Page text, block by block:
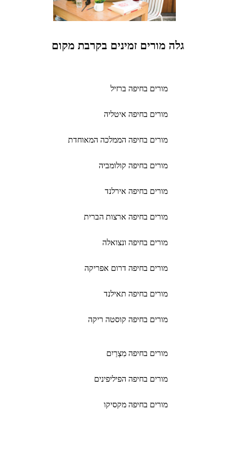
גלה מורים זמינים בקרבת מקום
מורים בחיפה ברזיל
מורים בחיפה איטליה
מורים בחיפה הממלכה המאוחדת
מורים בחיפה קולומביה
מורים בחיפה אירלנד
מורים בחיפה ארצות הברית
מורים בחיפה ונצואלה
מורים בחיפה דרום אפריקה
מורים בחיפה תאילנד
מורים בחיפה קוסטה ריקה
מורים בחיפה מִצְרַיִם
מורים בחיפה הפיליפינים
מורים בחיפה מקסיקו